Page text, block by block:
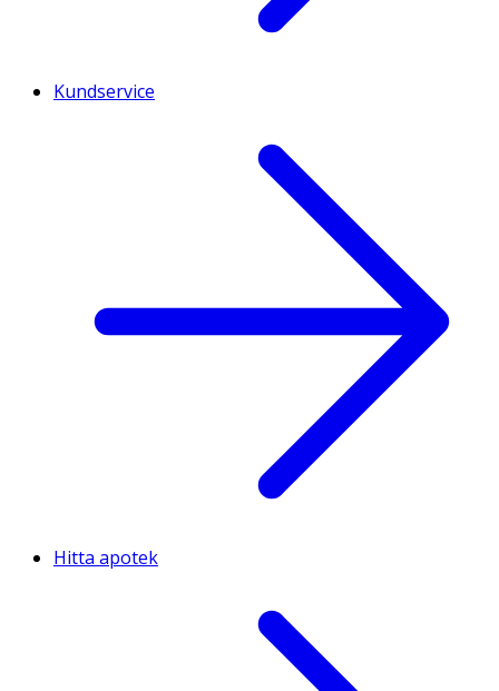
Kundservice
Hitta apotek